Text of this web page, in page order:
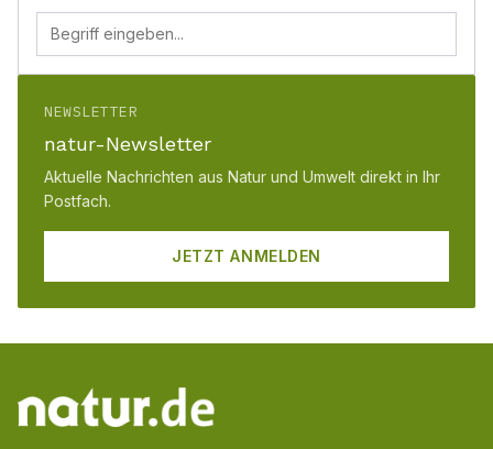
NEWSLETTER
natur-Newsletter
Aktuelle Nachrichten aus Natur und Umwelt direkt in Ihr
Postfach.
JETZT ANMELDEN